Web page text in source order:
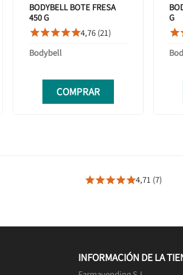
BODYBELL BOTE FRESA
450 G
4,76 (21)
Bodybell
COMPRAR
G

4,71 (7)
INFORMACIÓN DE LA